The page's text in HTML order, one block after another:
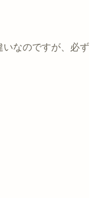
いなのですが、必ず